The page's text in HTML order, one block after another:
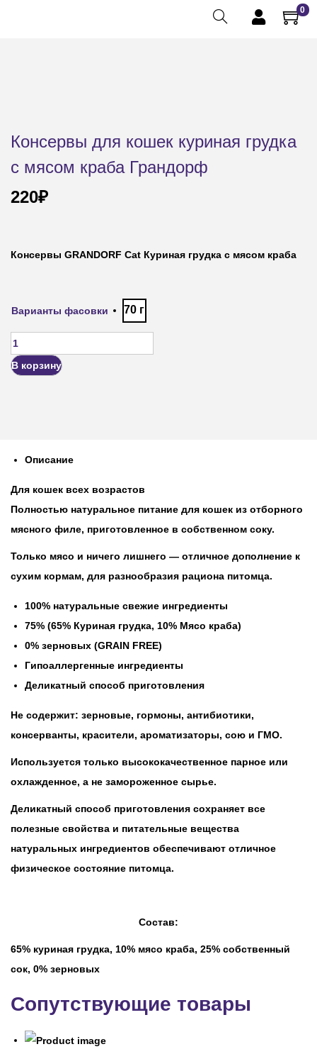
0
Консервы для кошек куриная грудка
с мясом краба Грандорф
220₽
Консервы GRANDORF Cat Куриная грудка с мясом краба
Варианты фасовки 70 г
В корзину
Описание
Для кошек всех возрастов
Полностью натуральное питание для кошек из отборного
мясного филе, приготовленное в собственном соку.
Только мясо и ничего лишнего — отличное дополнение к
сухим кормам, для разнообразия рациона питомца.
100% натуральные свежие ингредиенты
75% (65% Куриная грудка, 10% Мясо краба)
0% зерновых (GRAIN FREE)
Гипоаллергенные ингредиенты
Деликатный способ приготовления
Не содержит: зерновые, гормоны, антибиотики,
консерванты, красители, ароматизаторы, сою и ГМО.
Используется только высококачественное парное или
охлажденное, а не замороженное сырье.
Деликатный способ приготовления сохраняет все
полезные свойства и питательные вещества
натуральных ингредиентов обеспечивают отличное
физическое состояние питомца.
Состав:
65% куриная грудка, 10% мясо краба, 25% собственный
сок, 0% зерновых
Сопутствующие товары